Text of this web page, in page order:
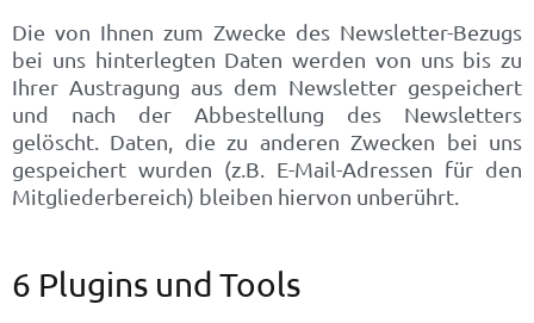
Die von Ihnen zum Zwecke des Newsletter-Bezugs
bei uns hinterlegten Daten werden von uns bis zu
Ihrer Austragung aus dem Newsletter gespeichert
und nach der Abbestellung des Newsletters
gelöscht. Daten, die zu anderen Zwecken bei uns
gespeichert wurden (z.B. E-Mail-Adressen für den
Mitgliederbereich) bleiben hiervon unberührt.
6 Plugins und Tools